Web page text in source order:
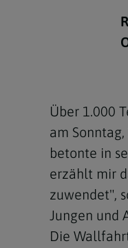
Krankensalbung
Telefonseelsorge
Über 1.000
am
betonte in
erzählt mir
zuwendet",
Jungen und
Die